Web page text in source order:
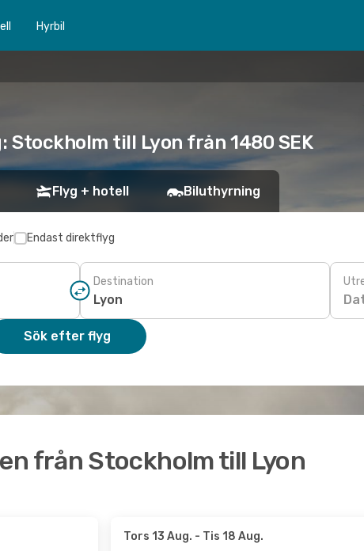
Hyrbil
Stockholm till Lyon från 1480 SEK
Flyg + hotell Biluthyrning
Endast direktflyg
Destination
Sök efter flyg
från Stockholm till Lyon
Tors 13 Aug. - Tis 18 Aug.